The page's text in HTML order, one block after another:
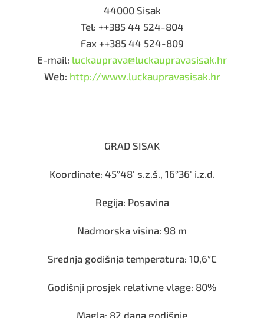
44000 Sisak
Tel: ++385 44 524-804
Fax ++385 44 524-809
E-mail: luckauprava@luckaupravasisak.hr
Web: http://www.luckaupravasisak.hr
GRAD SISAK
Koordinate: 45°48′ s.z.š., 16°36′ i.z.d.
Regija: Posavina
Nadmorska visina: 98 m
Srednja godišnja temperatura: 10,6°C
Godišnji prosjek relativne vlage: 80%
Magla: 82 dana godišnje